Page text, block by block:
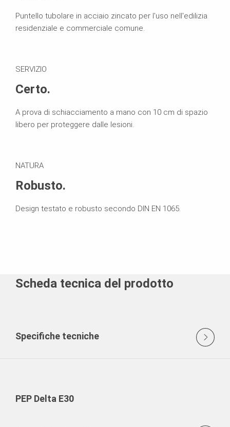
Puntello tubolare in acciaio zincato per l'uso nell'edilizia
residenziale e commerciale comune.
SERVIZIO
Certo.
A prova di schiacciamento a mano con 10 cm di spazio
libero per proteggere dalle lesioni.
NATURA
Robusto.
Design testato e robusto secondo DIN EN 1065.
Scheda tecnica del prodotto
Specifiche tecniche
PEP Delta E30